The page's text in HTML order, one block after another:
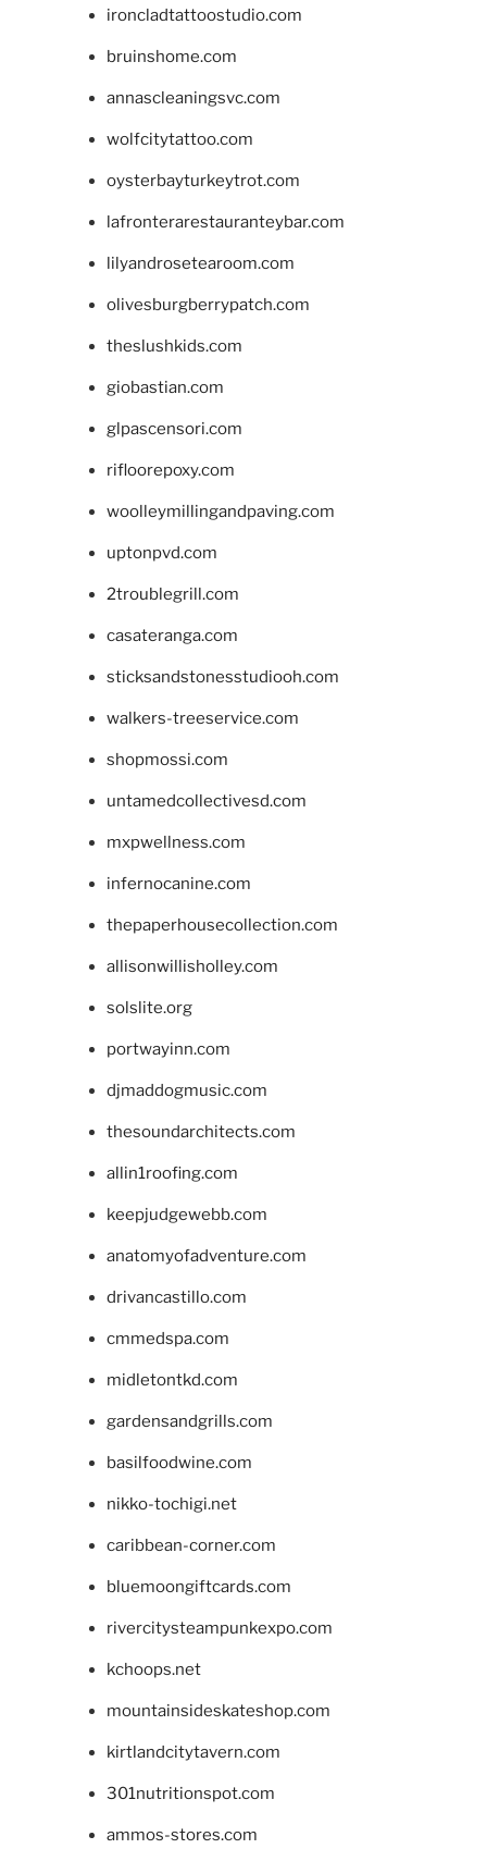
ironcladtattoostudio.com
bruinshome.com
annascleaningsvc.com
wolfcitytattoo.com
oysterbayturkeytrot.com
lafronterarestauranteybar.com
lilyandrosetearoom.com
olivesburgberrypatch.com
theslushkids.com
giobastian.com
glpascensori.com
rifloorepoxy.com
woolleymillingandpaving.com
uptonpvd.com
2troublegrill.com
casateranga.com
sticksandstonesstudiooh.com
walkers-treeservice.com
shopmossi.com
untamedcollectivesd.com
mxpwellness.com
infernocanine.com
thepaperhousecollection.com
allisonwillisholley.com
solslite.org
portwayinn.com
djmaddogmusic.com
thesoundarchitects.com
allin1roofing.com
keepjudgewebb.com
anatomyofadventure.com
drivancastillo.com
cmmedspa.com
midletontkd.com
gardensandgrills.com
basilfoodwine.com
nikko-tochigi.net
caribbean-corner.com
bluemoongiftcards.com
rivercitysteampunkexpo.com
kchoops.net
mountainsideskateshop.com
kirtlandcitytavern.com
301nutritionspot.com
ammos-stores.com